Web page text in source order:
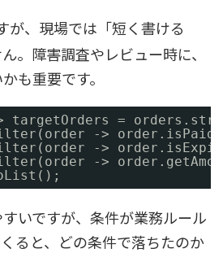
が、現場では「短く書ける
。障害調査やレビュー時に、
も重要です。
targetOrders =
->
->
->
いですが、条件が業務ルール
ると、どの条件で落ちたのか